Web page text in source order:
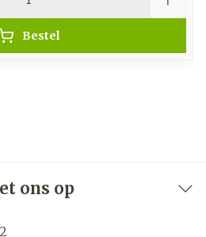
Bestel
ons op